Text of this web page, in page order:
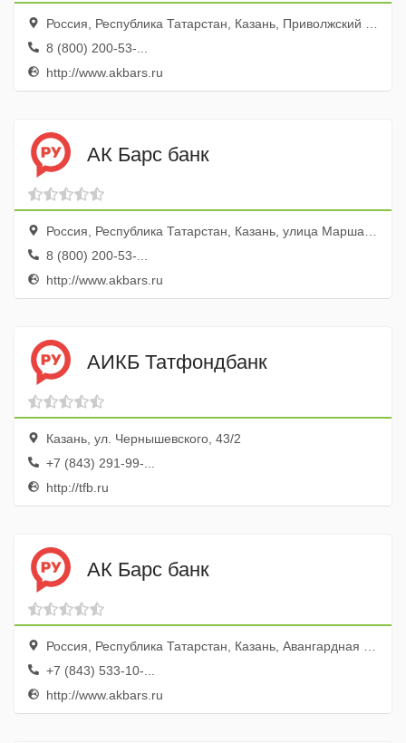
Россия, Республика Татарстан, Казань, Приволжский район, улица Рихарда Зорге, 67
8 (800) 200-53-...
http://www.akbars.ru
АК Барс банк
Россия, Республика Татарстан, Казань, улица Маршала Чуйкова, 1
8 (800) 200-53-...
http://www.akbars.ru
АИКБ Татфондбанк
Казань, ул. Чернышевского, 43/2
+7 (843) 291-99-...
http://tfb.ru
АК Барс банк
Россия, Республика Татарстан, Казань, Авангардная улица, 74
+7 (843) 533-10-...
http://www.akbars.ru